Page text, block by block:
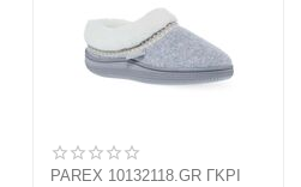
PAREX 10132118.GR ΓΚΡΙ